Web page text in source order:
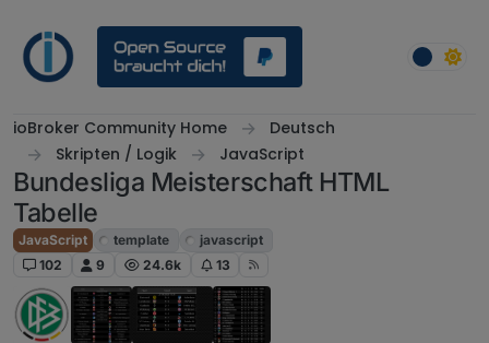
ioBroker Community Home
Deutsch
Skripten / Logik
JavaScript
Bundesliga Meisterschaft HTML
Tabelle
JavaScript template
javascript
102
9 24.6k 13